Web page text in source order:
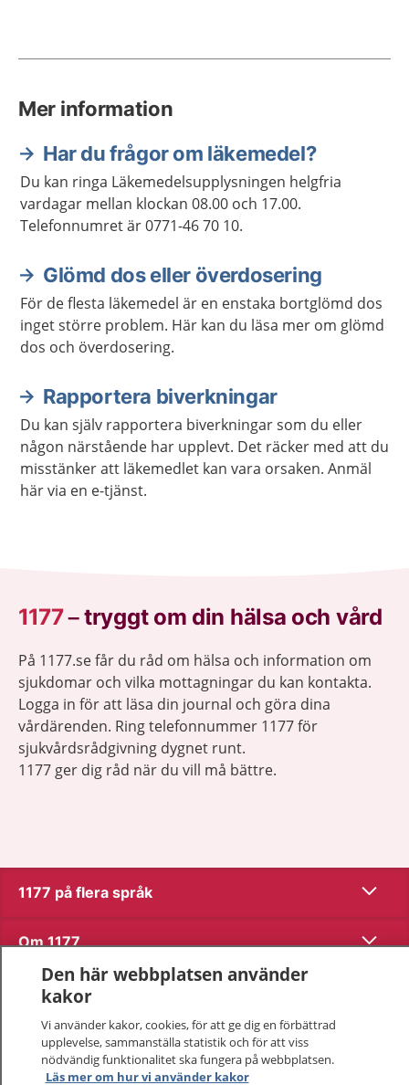
Mer information
Har du frågor om läkemedel?
Du kan ringa Läkemedelsupplysningen helgfria
vardagar mellan klockan 08.00 och 17.00.
Telefonnumret är 0771-46 70 10.
Glömd dos eller överdosering
För de flesta läkemedel är en enstaka bortglömd dos
inget större problem. Här kan du läsa mer om glömd
dos och överdosering.
Rapportera biverkningar
Du kan själv rapportera biverkningar som du eller
någon närstående har upplevt. Det räcker med att du
misstänker att läkemedlet kan vara orsaken. Anmäl
här via en e-tjänst.
1177–tryggt om din hälsa och vård
På 1177.se får du råd om hälsa och information om
sjukdomar och vilka mottagningar du kan kontakta.
Logga in för att läsa din journal och göra dina
vårdärenden. Ring telefonnummer 1177 för
sjukvårdsrådgivning dygnet runt.
1177 ger dig råd när du vill må bättre.
1177 på flera språk Visa
Om 1177 Visa
Kontakt
Behandling av personuppgifter
Den här webbplatsen använder
kakor
Vi använder kakor, cookies, för att ge dig en förbättrad
upplevelse, sammanställa statistik och för att viss
nödvändig funktionalitet ska fungera på webbplatsen.
Läs mer om hur vi använder kakor